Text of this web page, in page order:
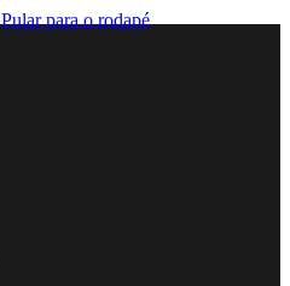
Pular para o rodapé